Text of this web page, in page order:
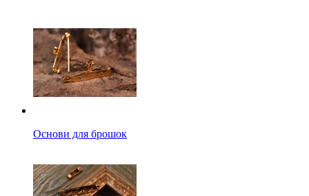
Основи для брошок